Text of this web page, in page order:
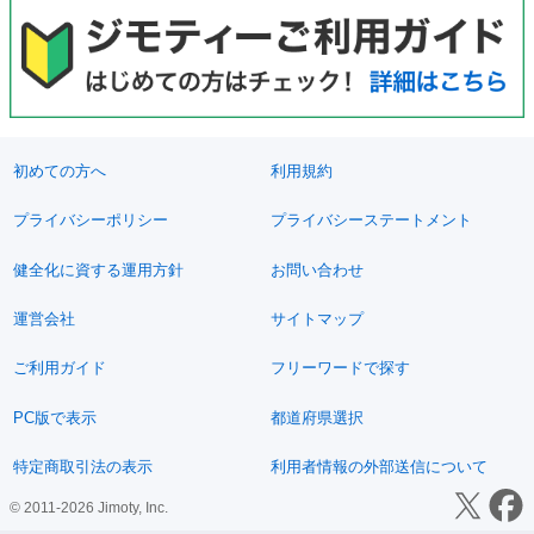
初めての方へ 利用規約
プライバシーポリシー プライバシーステートメント
健全化に資する運用方針 お問い合わせ
運営会社 サイトマップ
ご利用ガイド フリーワードで探す
PC版で表示 都道府県選択
特定商取引法の表示 利用者情報の外部送信について
© 2011-2026 Jimoty, Inc.